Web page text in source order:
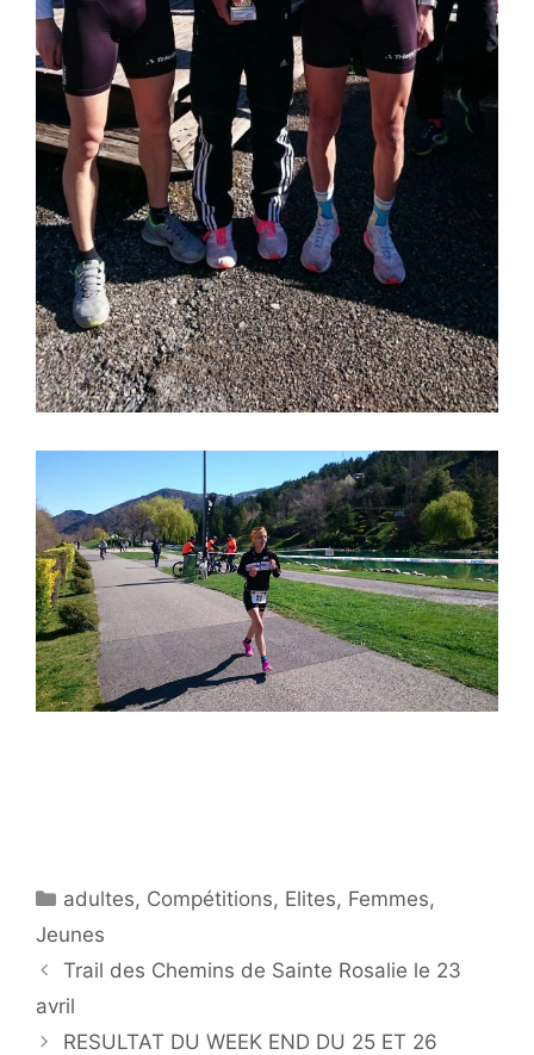
Catégories
adultes, Compétitions, Elites, Femmes,
Jeunes
Trail des Chemins de Sainte Rosalie le 23
avril
RESULTAT DU WEEK END DU 25 ET 26